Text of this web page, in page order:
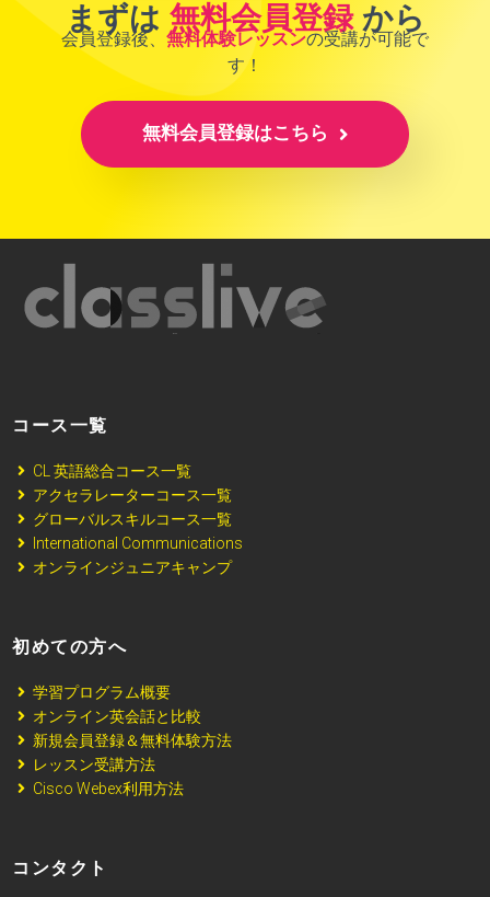
まずは 無料会員登録から
会員登録後、 無料体験レッスンの受講が可能で
す！
無料会員登録はこちら
コース一覧
CL 英語総合コース一覧
アクセラレーターコース一覧
グローバルスキルコース一覧
International Communications
オンラインジュニアキャンプ
初めての方へ
学習プログラム概要
オンライン英会話と比較
新規会員登録＆無料体験方法
レッスン受講方法
Cisco Webex利用方法
コンタクト